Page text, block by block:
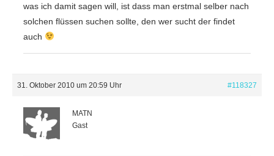
was ich damit sagen will, ist dass man erstmal selber nach
solchen flüssen suchen sollte, den wer sucht der findet
auch
31. Oktober 2010 um 20:59 Uhr #118327
MATN
Gast